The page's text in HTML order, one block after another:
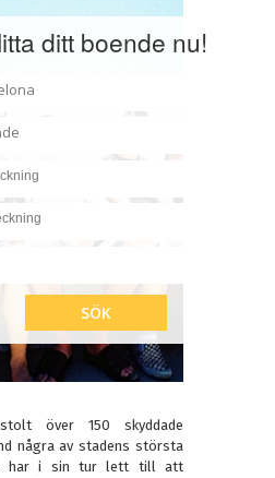
ditt boende nu!
över 150 skyddade
några av stadens största
har i sin tur lett till att